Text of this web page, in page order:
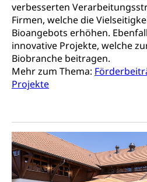
verbesserten
Firmen, welche die
Bioangebots erhöhen.
innovative Projekte, welche
Biobranche beitragen.
Mehr zum Thema:
Projekte